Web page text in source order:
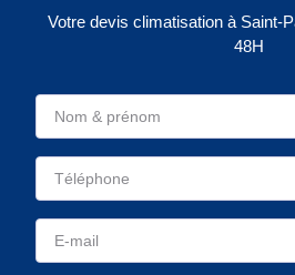
Votre devis climatisation à Saint-
48H